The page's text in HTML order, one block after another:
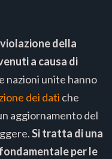
della
a causa di
nazioni unite hanno
dei dati che
aggiornamento del
Si tratta di una
per le